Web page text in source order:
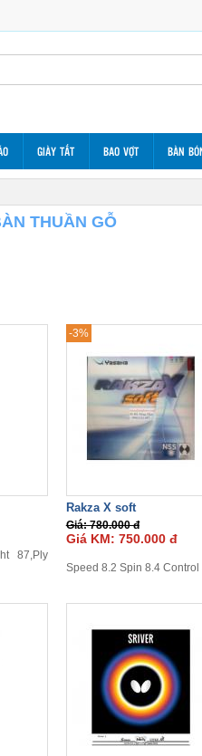
GIÀY TẤT BAO VỢT BÀN
THUẦN GỖ
87,Ply
-3%
Rakza X soft
Giá: 780.000 đ
Giá KM: 750.000 đ
Speed 8.2 Spin 8.4 Control